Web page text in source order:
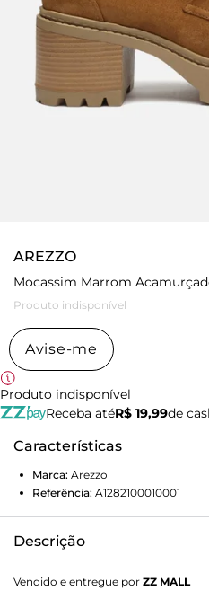
AREZZO
Mocassim Marrom
Produto indisponível
Avise-me
Produto indisponível
Receba atéR$ 19,99de
Características
Marca: Arezzo
Referência: A1282100010001
Descrição
médio bloco, solado
Vendido e entregue por ZZ MALL